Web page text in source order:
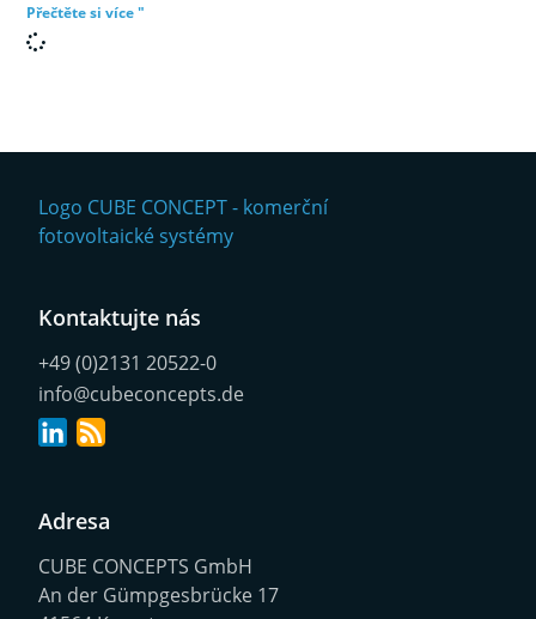
Přečtěte si více "
Kontaktujte nás
+49 (0)2131 20522-0
info@cubeconcepts.de
Adresa
CUBE CONCEPTS GmbH
An der Gümpgesbrücke 17